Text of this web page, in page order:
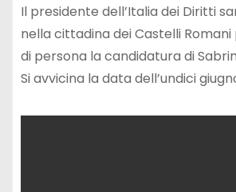
Il presidente dell’Italia dei Diritti
nella cittadina dei Castelli
di persona la candidatura di
Si avvicina la data dell’undici